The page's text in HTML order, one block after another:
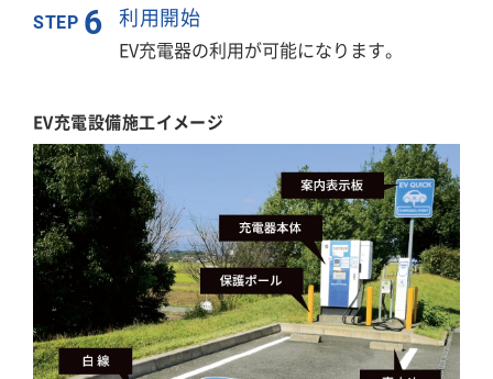
STEP 6 利用開始
EV充電器の利用が可能になります。
EV充電設備施工イメージ